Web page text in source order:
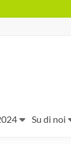
Su di noi